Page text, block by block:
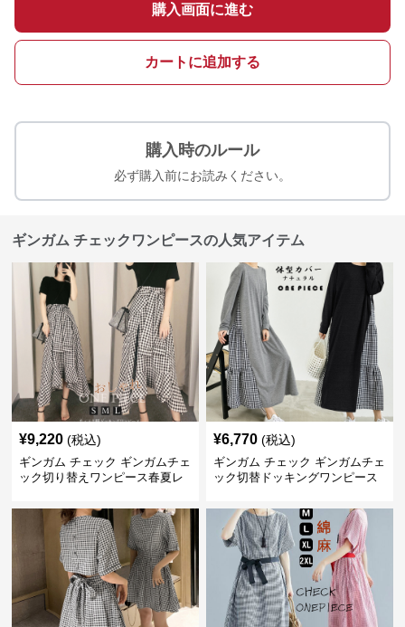
購入画面に進む
カートに追加する
購入時のルール
必ず購入前にお読みください。
ギンガム チェックワンピースの人気アイテム
¥9,220 (税込)
ギンガム チェック ギンガムチェ
ック切り替えワンピース春夏レ
¥6,770 (税込)
ギンガム チェック ギンガムチェ
ック切替ドッキングワンピース